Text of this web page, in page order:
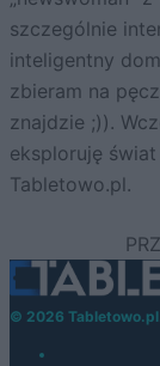
szczególnie
inteligentny
zbieram na
znajdzie ;)).
eksploruję
Tabletowo.pl.
© 2026